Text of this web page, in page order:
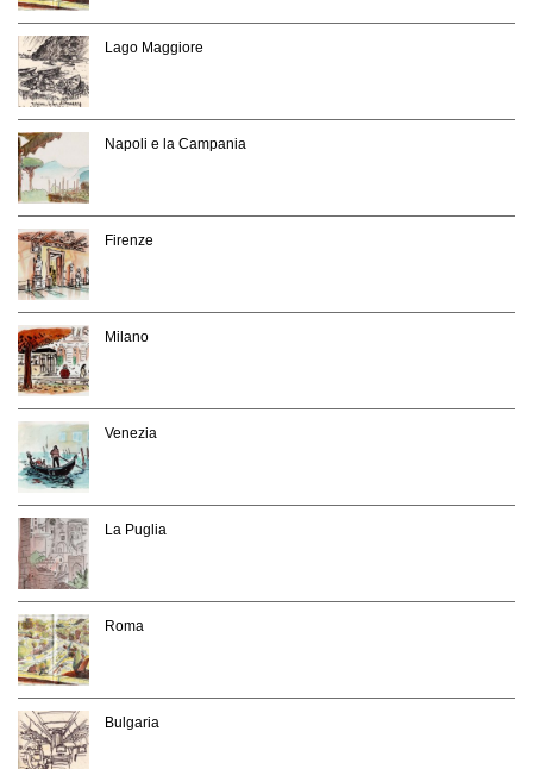
Lago Maggiore
Napoli e la Campania
Firenze
Milano
Venezia
La Puglia
Roma
Bulgaria